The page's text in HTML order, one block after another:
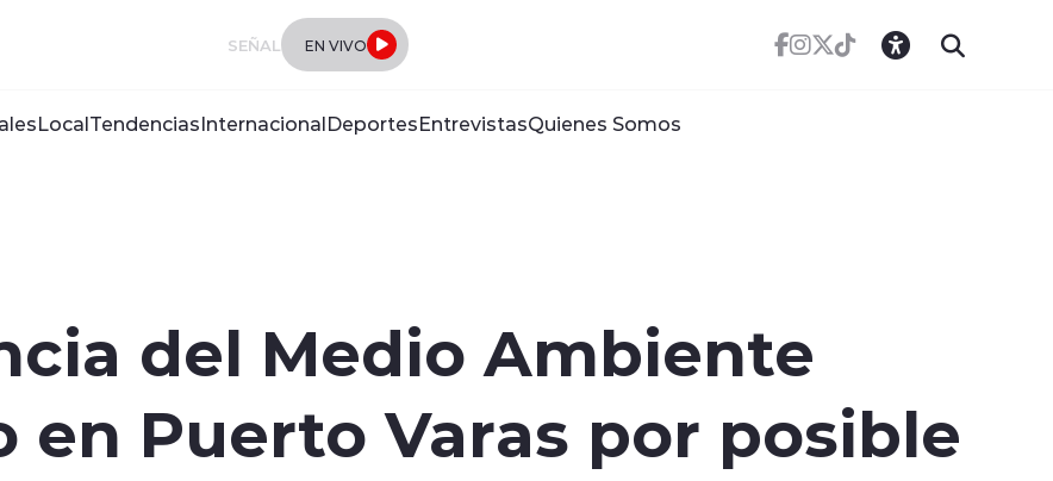
SEÑAL EN VIVO
LocalTendenciasInternacionalDeportesEntrevistasQuienes Somos
del Medio Ambiente
en Puerto Varas por posible